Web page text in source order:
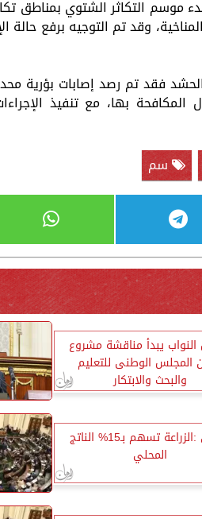
موسم التكاثر الشتوي بمناطق
وقد تم التوجيه برفع
سم
يبدأ مناقشة مشروع
المجلس الوطنى للتعليم
والبحث والابتكار
فاروق :الزراعة تسهم بـ15% الناتج
المحلي